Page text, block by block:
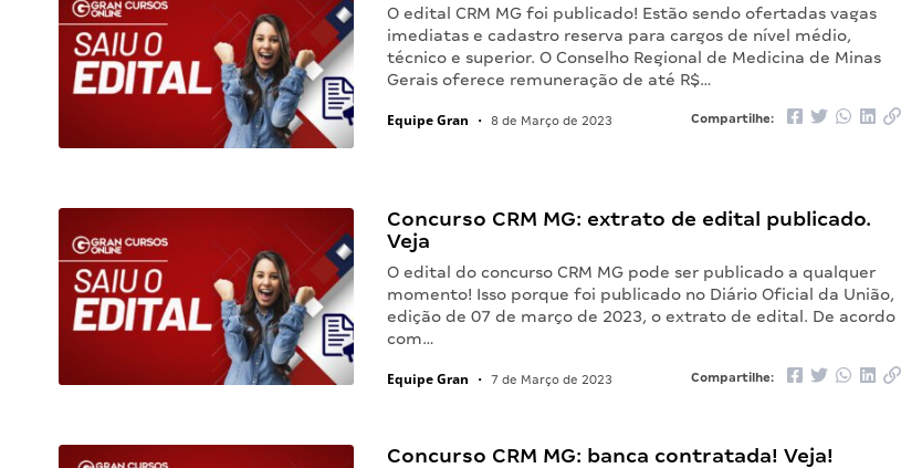
O edital CRM MG foi publicado! Estão sendo ofertadas vagas
imediatas e cadastro reserva para cargos de nível médio,
técnico e superior. O Conselho Regional de Medicina de Minas
Gerais oferece remuneração de até R$…
Equipe Gran • 8 de Março de 2023 Compartilhe:
Concurso CRM MG: extrato de edital publicado.
Veja
O edital do concurso CRM MG pode ser publicado a qualquer
momento! Isso porque foi publicado no Diário Oficial da União,
edição de 07 de março de 2023, o extrato de edital. De acordo
com…
Equipe Gran • 7 de Março de 2023 Compartilhe:
Concurso CRM MG: banca contratada! Veja!